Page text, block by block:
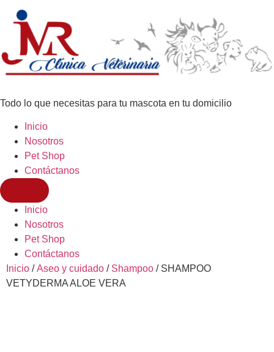
Todo lo que necesitas para tu mascota en tu domicilio
Inicio
Nosotros
Pet Shop
Contáctanos
Inicio
Nosotros
Pet Shop
Contáctanos
Inicio /Aseo y cuidado / Shampoo / SHAMPOO
VETYDERMA ALOE VERA